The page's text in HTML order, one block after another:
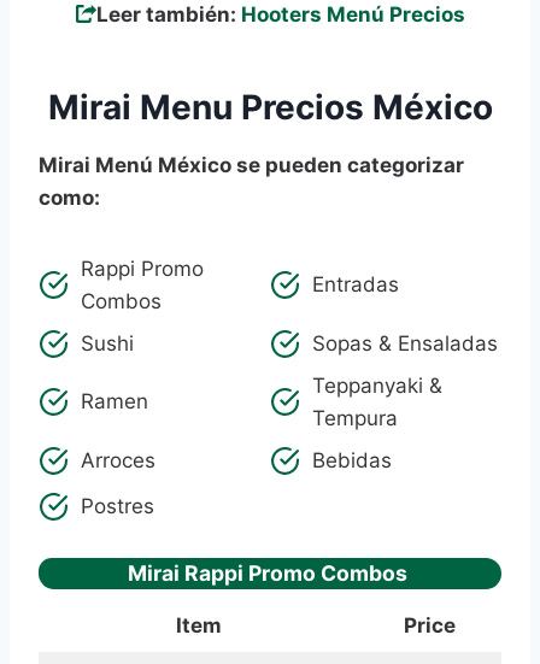
Leer también: Hooters Menú Precios
Mirai Menu Precios México
Mirai Menú México se pueden categorizar
como:
Rappi Promo
Combos
Entradas
Sushi Sopas & Ensaladas
Ramen
Teppanyaki &
Tempura
Arroces
Bebidas
Postres
Mirai Rappi Promo Combos
Item Price